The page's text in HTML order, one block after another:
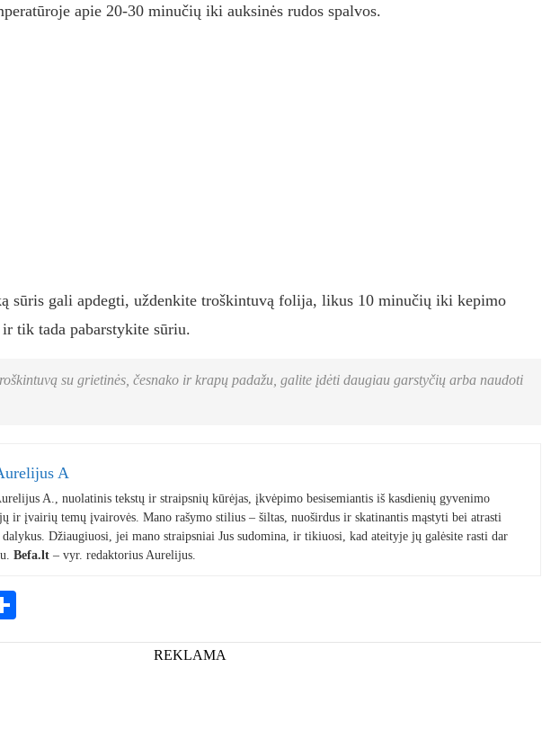
apie 20-30 minučių iki auksinės rudos spalvos.
sūris gali apdegti, uždenkite troškintuvą folija, likus 10 minučių iki kepimo
tik tada pabarstykite sūriu.
su grietinės, česnako ir krapų padažu, galite įdėti daugiau garstyčių arba naudoti
A
A., nuolatinis tekstų ir straipsnių kūrėjas, įkvėpimo besisemiantis iš kasdienių gyvenimo
ir įvairių temų įvairovės. Mano rašymo stilius – šiltas, nuoširdus ir skatinantis mąstyti bei atrasti
dalykus. Džiaugiuosi, jei mano straipsniai Jus sudomina, ir tikiuosi, kad ateityje jų galėsite rasti dar
Befa.lt – vyr. redaktorius Aurelijus.
REKLAMA